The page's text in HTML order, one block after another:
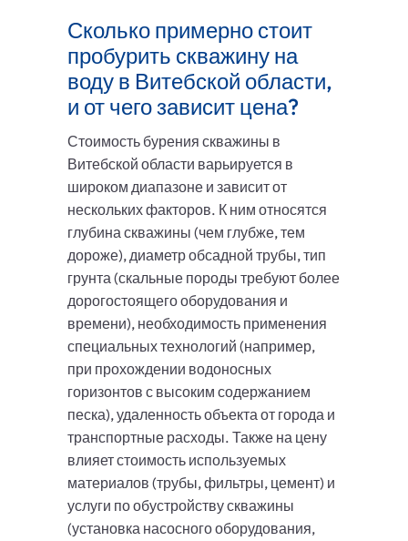
Сколько примерно стоит
пробурить скважину на
воду в Витебской области,
и от чего зависит цена?
Стоимость бурения скважины в
Витебской области варьируется в
широком диапазоне и зависит от
нескольких факторов. К ним относятся
глубина скважины (чем глубже, тем
дороже), диаметр обсадной трубы, тип
грунта (скальные породы требуют более
дорогостоящего оборудования и
времени), необходимость применения
специальных технологий (например,
при прохождении водоносных
горизонтов с высоким содержанием
песка), удаленность объекта от города и
транспортные расходы. Также на цену
влияет стоимость используемых
материалов (трубы, фильтры, цемент) и
услуги по обустройству скважины
(установка насосного оборудования,